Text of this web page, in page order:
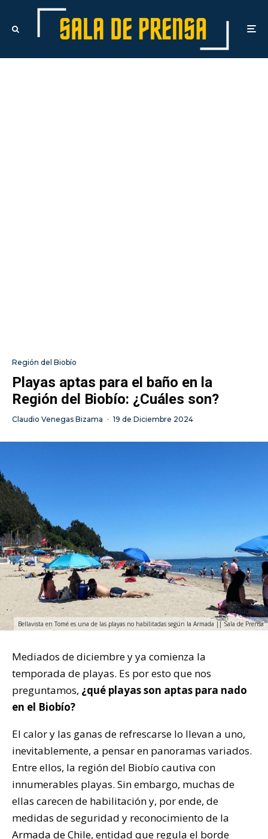
Región del Biobío
Playas aptas para el baño en la
Región del Biobío: ¿Cuáles son?
Claudio Venegas Bizama · 19 de Diciembre 2024
Bellavista en Tomé es una de las playas no habilitadas según la Armada || Sala de Prensa
Mediados de diciembre y ya comienza la
temporada de playas. Es por esto que nos
preguntamos, ¿qué playas son aptas para nado
en el Biobío?
El calor y las ganas de refrescarse lo llevan a uno,
inevitablemente, a pensar en panoramas variados.
Entre ellos, la región del Biobío cautiva con
innumerables playas. Sin embargo, muchas de
ellas carecen de habilitación y, por ende, de
medidas de seguridad y reconocimiento de la
Armada de Chile, entidad que regula el borde